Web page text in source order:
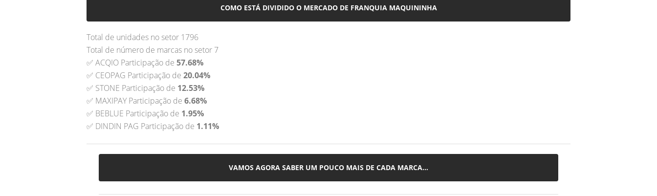
COMO ESTÁ DIVIDIDO O MERCADO DE FRANQUIA MAQUININHA
Total de unidades no setor 1796
Total de número de marcas no setor 7
✅ ACQIO Participação de 57.68%
✅ CEOPAG Participação de 20.04%
✅ STONE Participação de 12.53%
✅ MAXIPAY Participação de 6.68%
✅ BEBLUE Participação de 1.95%
✅ DINDIN PAG Participação de 1.11%
VAMOS AGORA SABER UM POUCO MAIS DE CADA MARCA...